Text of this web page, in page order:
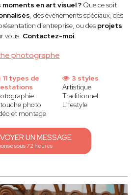
photographe
en art visuel ? Que ce soit
, des événements spéciaux, des
d’entreprise, ou des projets
vous. Contactez-moi.
11 types de
photo
et montage
3 styles
Artistique
Traditionnel
Lifestyle
UN MESSAGE
sous 72 heures